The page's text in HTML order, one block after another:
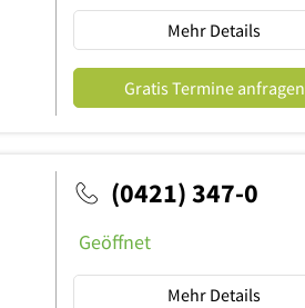
Mehr Details
Gratis Termine anfragen
(0421) 347-0
Geöffnet
Mehr Details